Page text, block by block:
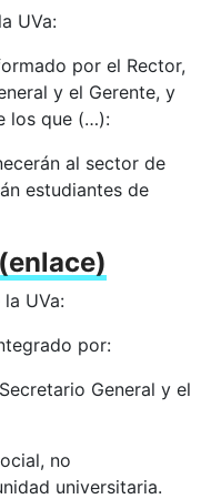
UVa:
por el Rector,
y el Gerente, y
los que (…):
al sector de
estudiantes de
(enlace)
UVa:
por:
General y el
no
universitaria.